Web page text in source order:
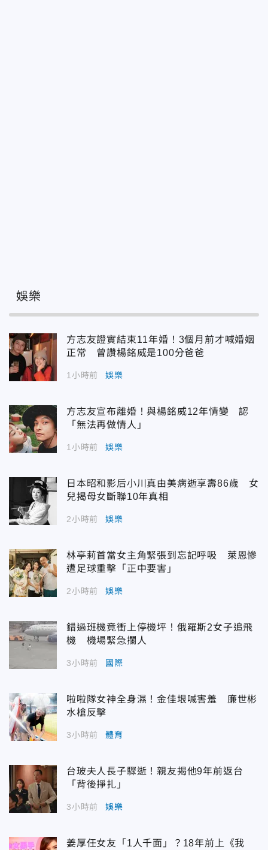
娛樂
方志友證實結束11年婚！3個月前才喊婚姻
正常 曾讚楊銘威是100分爸爸
1小時前 娛樂
方志友宣布離婚！與楊銘威12年情變 認
「無法再做情人」
1小時前 娛樂
日本昭和影后小川真由美病逝享壽86歲 女
兒揭母女斷聯10年真相
2小時前 娛樂
林亭莉首當女主角緊張到忘記呼吸 萊恩慘
遭足球重擊「正中要害」
2小時前 娛樂
錯過班機竟衝上停機坪！俄羅斯2女子追飛
機 機場緊急攔人
3小時前 國際
啦啦隊女神全身濕！金佳垠喊害羞 廉世彬
水槍反擊
3小時前 體育
台玻夫人長子驟逝！親友揭他9年前返台
「背後掙扎」
3小時前 娛樂
姜厚任女友「1人千面」？18年前上《我